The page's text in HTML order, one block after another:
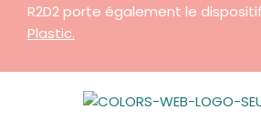
R2D2 porte également le dispositif
Plastic.